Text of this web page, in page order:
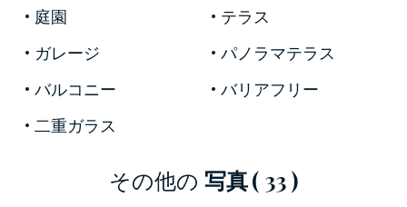
235平方メートルに相当する内部表面のレイアウ
トは、2つのレベルに分散された4つのアパート
への分割を予見した最近の設計の結果です。湖
畔に滞在するための特別な家として高く評価さ
れ、街のアトラクションに近いため、キッチ
ン、ベッドルーム、専用バスルームを備えた4つ
の設備の整ったアパートメントがあります。
庭園
テラス
ガレージ
パノラマテラス
バルコニー
バリアフリー
二重ガラス
その他の 写真( 33 )